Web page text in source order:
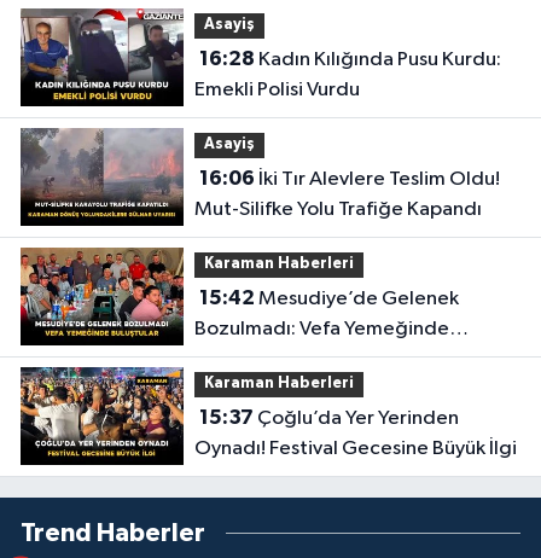
Asayiş
16:28
Emekli Polisi Vurdu
Asayiş
16:06
Mut-Silifke Yolu Trafiğe Kapandı
Karaman Haberleri
15:42
Bozulmadı: Vefa Yemeğinde
Buluştular
Karaman Haberleri
15:37
Oynadı! Festival Gecesine Büyük İlgi
Trend Haberler